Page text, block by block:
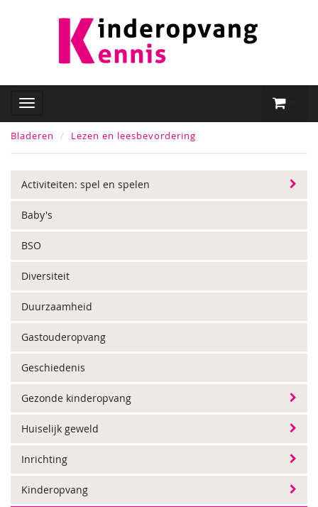
Bladeren Lezen en leesbevordering
Activiteiten: spel en spelen
Baby's
BSO
Diversiteit
Duurzaamheid
Gastouderopvang
Geschiedenis
Gezonde kinderopvang
Huiselijk geweld
Inrichting
Kinderopvang